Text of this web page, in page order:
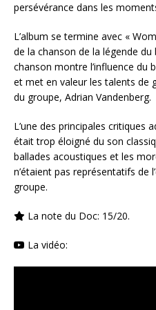
persévérance dans les
L’album se termine avec «
de la chanson de la légende du
chanson montre l’influence du
et met en valeur les talents de
du groupe, Adrian Vandenberg.
L’une des principales critiques
était trop éloigné du son
ballades acoustiques et les
n’étaient pas représentatifs de
groupe.
La note du Doc: 15/20.
La vidéo: